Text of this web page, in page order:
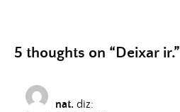
5 thoughts on “Deixar ir.”
nat. diz: